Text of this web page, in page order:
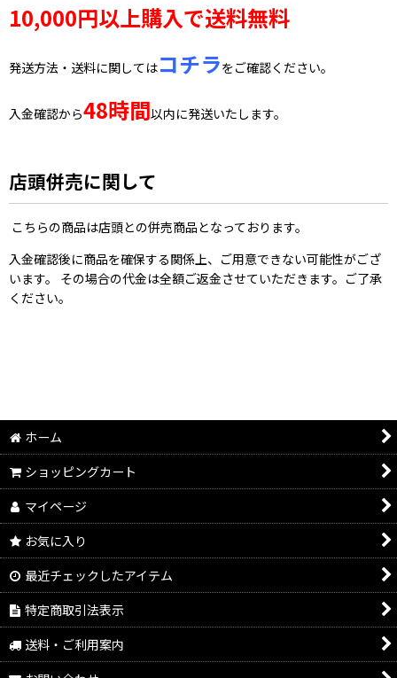
10,000円以上購入で送料無料
発送方法・送料に関してはコチラをご確認ください。
入金確認から48時間以内に発送いたします。
店頭併売に関して
こちらの商品は店頭との併売商品となっております。
入金確認後に商品を確保する関係上、ご用意できない可能性がござ
います。 その場合の代金は全額ご返金させていただきます。ご了承
ください。
ホーム
ショッピングカート
マイページ
お気に入り
最近チェックしたアイテム
特定商取引法表示
送料・ご利用案内